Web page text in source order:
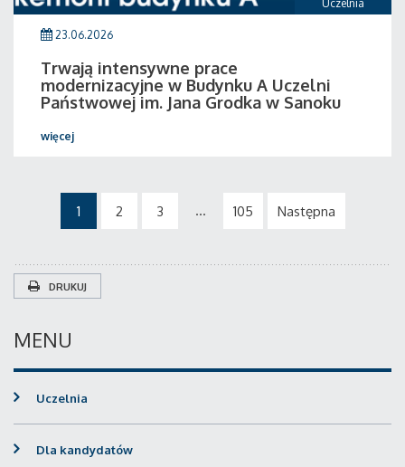
Uczelnia
23.06.2026
Trwają intensywne prace
modernizacyjne w Budynku A Uczelni
Państwowej im. Jana Grodka w Sanoku
więcej
1 2 3 ... 105 Następna
DRUKUJ
MENU
Uczelnia
Dla kandydatów